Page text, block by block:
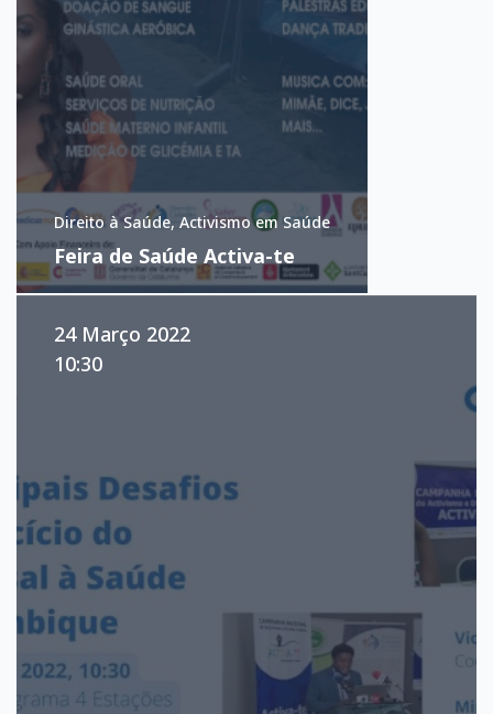
Direito à Saúde, Activismo em Saúde
Feira de Saúde Activa-te
24 Março 2022
10:30